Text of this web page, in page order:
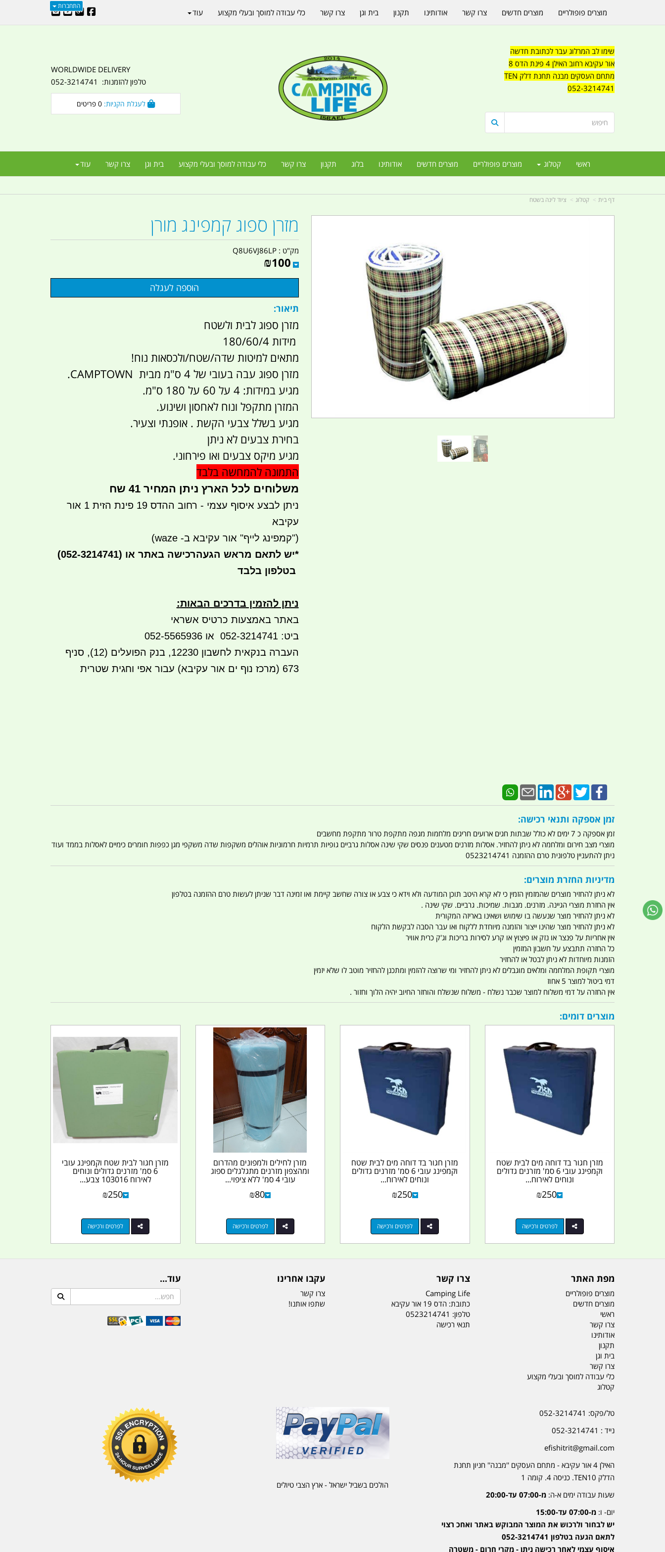
התחברות
שימו לב המרלוג עבר לכתובת חדשה
אור עקיבא רחוב האילן 4 פינת הדס 8
מתחם העסקים מבנה תחנת דלק TEN
052-3214741
WORLDWIDE DELIVERY
טלפון להזמנות: 052-3214741
0
ראשי קטלוג מוצרים פופולריים מוצרים חדשים אודותינו בלוג תקנון צרו קשר כלי עבודה למוסך ובעלי מקצוע בית וגן צרו קשר עוד
מוצרים פופולריים מוצרים חדשים צרו קשר אודותינו תקנון בית וגן צרו קשר כלי עבודה למוסך ובעלי מקצוע עוד
דף בית קטלוג ציוד לינה בשטח
מזרן ספוג קמפינג מורן
מק"ט :Q8U6VJ86LP
₪100
תיאור:
מזרן ספוג לבית ולשטח
מידות 180/60/4
מתאים למיטות שדה/שטח/ולכסאות נוח!
מזרן ספוג עבה בעובי של 4 ס"מ מבית CAMPTOWN.
​מגיע במידות: 4 על 60 על 180 ס"מ.
המזרן מתקפל ונוח לאחסון ושינוע.
מגיע בשלל צבעי הקשת . אופנתי וצעיר.
בחירת צבעים לא ניתן
מגיע מיקס צבעים ואו פירחוני.
התמונה להמחשה בלבד
משלוחים לכל הארץ ניתן המחיר 41 שח
ניתן לבצע איסוף עצמי - רחוב ההדס 19 פינת הזית 1 אור
עקיבא
("קמפינג לייף" אור עקיבא ב- waze)
*יש לתאם מראש הגעה
(052-3214741) רכישה באתר או
בטלפון בלבד
ניתן להזמין בדרכים הבאות:
באתר באמצעות כרטיס אשראי
ביט: 052-3214741 או 052-5565936
העברה בנקאית לחשבון 12230, בנק הפועלים (12), סניף
673 (מרכז נוף ים אור עקיבא) עבור אפי וחגית שטרית
זמן אספקה ותנאי רכישה:
זמן אספקה כ 7 ימים לא כולל שבתות חגים ארועים חריגים מלחמות מגפה מתקפת טרור מתקפת מחשבים
מוצרי מצב חירום ומלחמה לא ניתן להחזיר. אסלות מזרנים מטענים פנסים שקי שינה אסלות גרביים גופיות תרמיות חרמוניות אוהלים משקפות שדה משקפי מגן כפפות חומרים כימיים לאסלות בממד ועוד
ניתן להתעניין טלפונית טרם ההזמנה 0523214741
מדיניות החזרת מוצרים:
לא ניתן להחזיר מוצרים שהמזמין הזמין כי לא קרא היטב תוכן המודעה ולא וידא כי צבע או צורה שחשב קיימת ואו זמינה דבר שניתן לעשות טרם ההזמנה בטלפון
אין החזרת מוצרי הגיינה. מזרנים. מגבות. שמיכות. גרביים. שקי שינה .
לא ניתן להחזיר מוצר שנעשה בו שימוש ושאינו באריזה המקורית
לא ניתן להחזיר מוצר שהינו ייצור והזמנה מיוחדת ללקוח ואו עבר הסבה לבקשת הלקוח
אין אחריות על פנצר או נזק או פיצוץ או קרע לסירות בריכות וג'ק כרית אוויר
כל החזרה תתבצע על חשבון המזמין
הזמנות מיוחדות לא ניתן לבטל או להחזיר
מוצרי תקופת המלחמה ומלאים מוגבלים לא ניתן להחזיר ומי שרוצה להזמין ומתכנן להחזיר מוטב לו שלא יזמין
דמי ביטול למוצר 5 אחוז
אין החזרה על דמי משלוח למוצר שכבר נשלח - משלוח שנשלח והוחזר החיוב יהיה הלוך וחזור .
מוצרים דומים:
מזרן חגור בד דוחה מים לבית שטח
וקמפינג עובי 6 סמ' מזרנים גדולים
ונוחים לאירוח...
₪250
לפרטים ורכישה
מזרן חגור בד דוחה מים לבית שטח
וקמפינג עובי 6 סמ' מזרנים גדולים
ונוחים לאירוח...
₪250
לפרטים ורכישה
מזרן לחילים ולמפונים מהדרום
ומהצפון מזרנים מתגלגלים ספוג
עובי 4 סמ' ללא ציפוי...
₪80
לפרטים ורכישה
מזרן חגור לבית שטח וקמפינג עובי
6 סמ' מזרנים גדולים ונוחים
לאירוח 103016 צבע...
₪250
לפרטים ורכישה
מפת האתר
מוצרים פופולריים
מוצרים חדשים
ראשי
צרו קשר
אודותינו
תקנון
בית וגן
צרו קשר
כלי עבודה למוסך ובעלי מקצוע
קטלוג
צרו קשר
Camping Life
כתובת: הדס 19 אור עקיבא
טלפון: 0523214741
תנאי רכישה
עקבו אחרינו
צרו קשר
שתפו אותנו!
עוד...
טל/פקס: 052-3214741
נייד : 052-3214741
efishitrit@gmail.com
האילן 4 אור עקיבא - מתחם העסקים ''מבנה'' חניון תחנת
הדלק TEN10. כניסה 4. קומה 1
שעות עבודה ימים א-ה: מ-07:00 עד-20:00
יום- ו: מ-07:00 עד-15:00
יש לבחור ולרכוש את המוצר המבוקש באתר ואחכ רצוי
לתאם הגעה בטלפון 052-3214741
איסוף עצמי לאחר רכישה ניתן - מקרי חרום - משטרה
הולכים בשביל ישראל - ארץ הצבי טיולים